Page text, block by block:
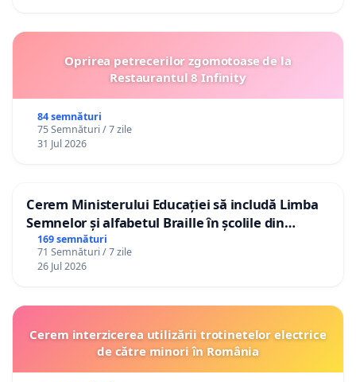
Oprirea petrecerilor zgomotoase de la
Restaurantul 8 Infinity
84 semnături
75 Semnături / 7 zile
31 Jul 2026
Cerem Ministerului Educației să includă Limba
Semnelor și alfabetul Braille în școlile din
Republica Moldova!
169 semnături
71 Semnături / 7 zile
26 Jul 2026
Cerem interzicerea utilizării trotinetelor electrice
de către minori în România